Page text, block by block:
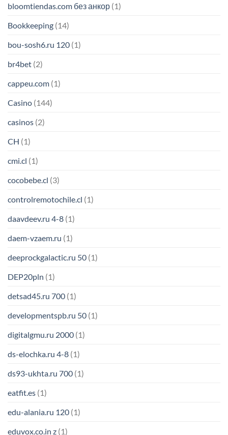
bloomtiendas.com без анкор (1)
Bookkeeping (14)
bou-sosh6.ru 120 (1)
br4bet (2)
cappeu.com (1)
Casino (144)
casinos (2)
CH (1)
cmi.cl (1)
cocobebe.cl (3)
controlremotochile.cl (1)
daavdeev.ru 4-8 (1)
daem-vzaem.ru (1)
deeprockgalactic.ru 50 (1)
DEP20pln (1)
detsad45.ru 700 (1)
developmentspb.ru 50 (1)
digitalgmu.ru 2000 (1)
ds-elochka.ru 4-8 (1)
ds93-ukhta.ru 700 (1)
eatfit.es (1)
edu-alania.ru 120 (1)
eduvox.co.in z (1)